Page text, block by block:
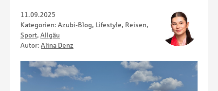
11.09.2025
Kategorien: Azubi-Blog, Lifestyle, Reisen,
Sport, Allgäu
Autor: Alina Denz